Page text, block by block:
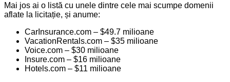
Mai jos ai o listă cu unele dintre cele mai scumpe domenii
aflate la licitație, și anume:
CarInsurance.com – $49.7 milioane
VacationRentals.com – $35 milioane
Voice.com – $30 milioane
Insure.com – $16 milioane
Hotels.com – $11 milioane